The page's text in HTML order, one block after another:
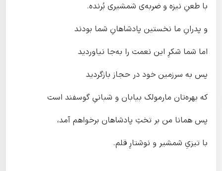
با طعنِ نیزه و ضربه‌ی شمشیری بُرنده.
و پدرانِ ما نخستین پادشاهانِ شما بودند
اما شما شکرِ این نعمت را به‌جا نیاوردید
پس به سرزمین خود در حجاز بازگردید
که بهره‌تان مارمولک بیابان و شبانیِ گوسفند است
پس همانا من بر تختِ پادشاهان برخواهم آمد،
با تیزیِ شمشیر و نوشتارِ قلم.